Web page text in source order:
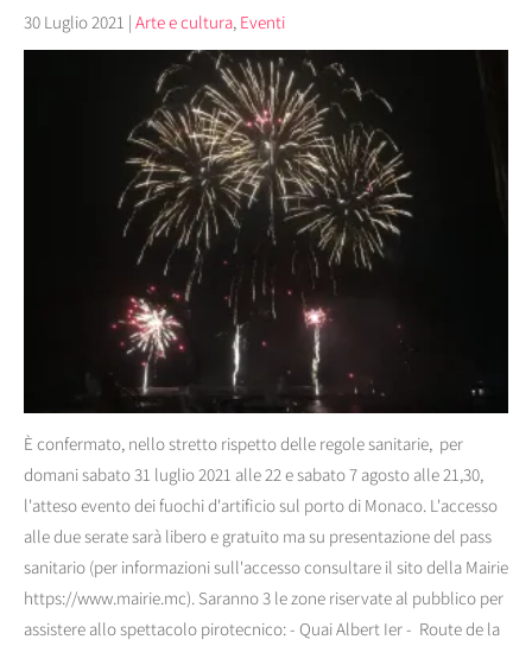
30 Luglio 2021 | Arte e cultura, Eventi
È confermato, nello stretto rispetto delle regole sanitarie, per
domani sabato 31 luglio 2021 alle 22 e sabato 7 agosto alle 21,30,
l'atteso evento dei fuochi d'artificio sul porto di Monaco. L'accesso
alle due serate sarà libero e gratuito ma su presentazione del pass
sanitario (per informazioni sull'accesso consultare il sito della Mairie
https://www.mairie.mc). Saranno 3 le zone riservate al pubblico per
assistere allo spettacolo pirotecnico: - Quai Albert Ier - Route de la